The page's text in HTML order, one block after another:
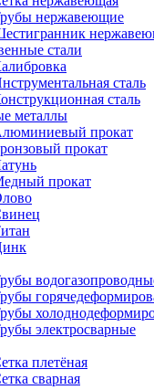
нержавеющие
стали
сталь
сталь
металлы
прокат
прокат
прокат
электросварные
плетёная
сварная